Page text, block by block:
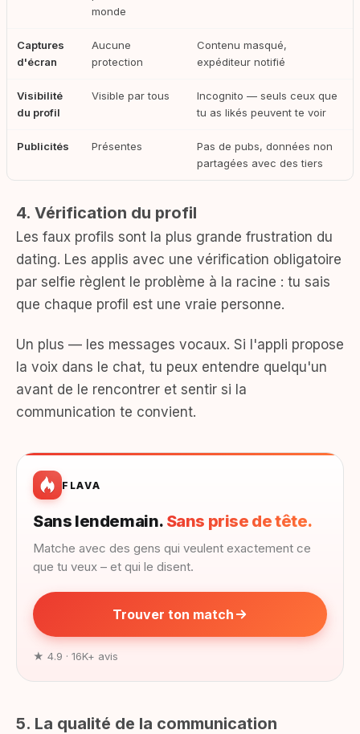
monde
Captures
d'écran
Aucune
protection
Contenu masqué,
expéditeur notifié
Visibilité
du profil
Visible par tous
Incognito — seuls ceux que
tu as likés peuvent te voir
Publicités Présentes
Pas de pubs, données non
partagées avec des tiers
4. Vérification du profil
Les faux profils sont la plus grande frustration du
dating. Les applis avec une vérification obligatoire
par selfie règlent le problème à la racine : tu sais
que chaque profil est une vraie personne.
Un plus — les messages vocaux. Si l'appli propose
la voix dans le chat, tu peux entendre quelqu'un
avant de le rencontrer et sentir si la
communication te convient.
FLAVA
Sans lendemain. Sans prise de tête.
Matche avec des gens qui veulent exactement ce
que tu veux – et qui le disent.
Trouver ton match
★ 4.9 · 16K+ avis
5. La qualité de la communication